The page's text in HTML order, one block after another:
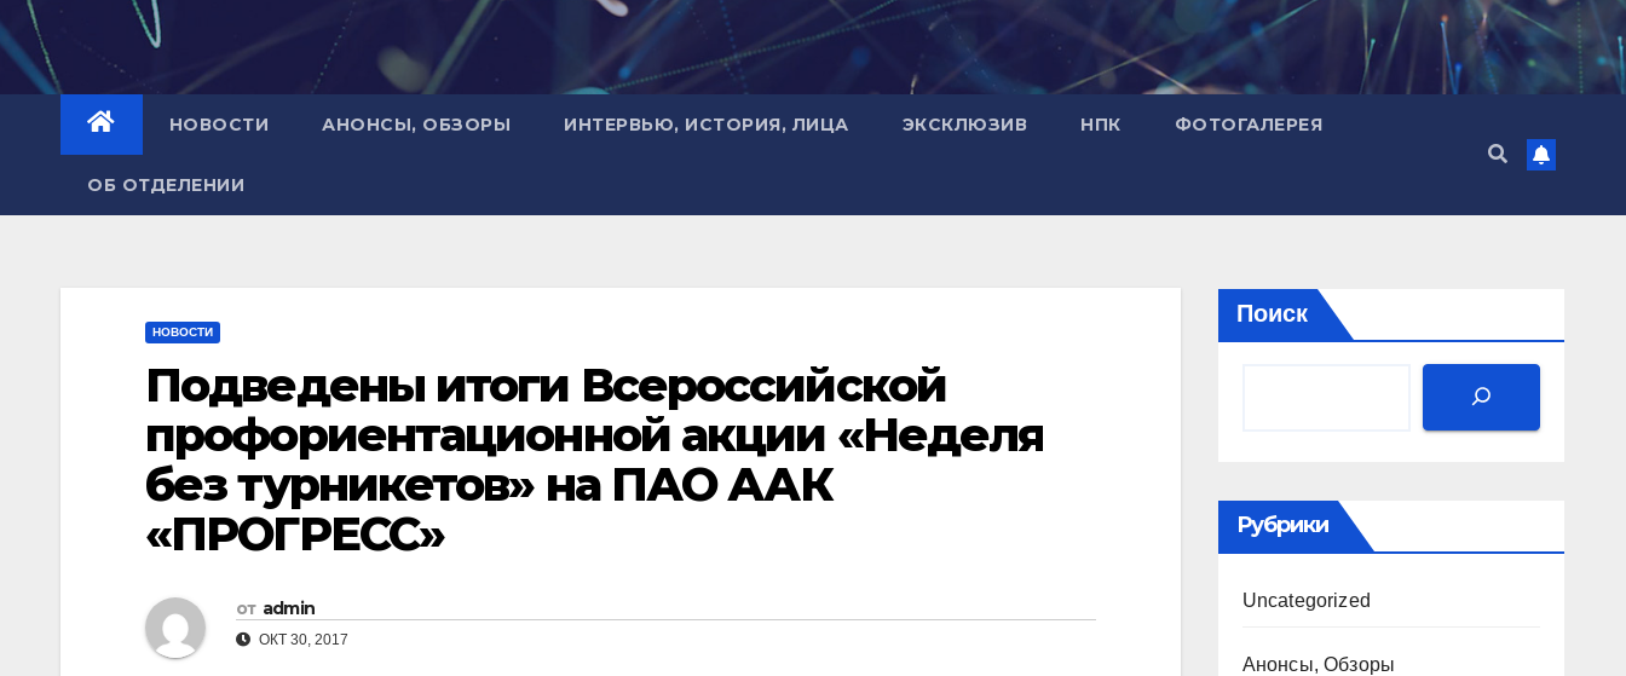
НОВОСТИ АНОНСЫ, ОБЗОРЫ ИНТЕРВЬЮ, ИСТОРИЯ, ЛИЦА ЭКСКЛЮЗИВ НПК ФОТОГАЛЕРЕЯ
ОБ ОТДЕЛЕНИИ
НОВОСТИ
Подведены итоги Всероссийской
профориентационной акции «Неделя
без турникетов» на ПАО ААК
«ПРОГРЕСС»
от admin
ОКТ 30, 2017
Поиск
Рубрики
Uncategorized
Анонсы, Обзоры